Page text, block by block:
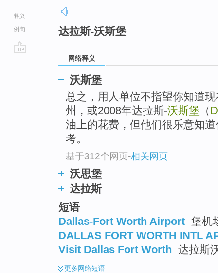
释义
例句
达拉斯-沃斯堡
网络释义
沃斯堡
总之，用人单位不指望你知道
州，或2008年达拉斯-沃斯堡 （
油上的花费，但他们很乐意知
考。
基于312个网页-相关网页
沃思堡
达拉斯
短语
Dallas-Fort Worth Airport 堡机
DALLAS FORT WORTH INTL
Visit Dallas Fort Worth 达拉斯
更多网络短语